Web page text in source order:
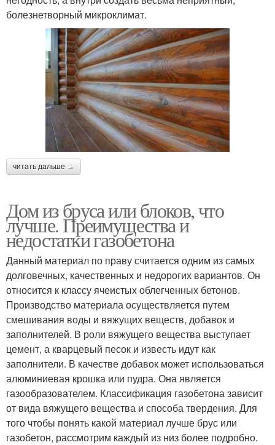
болезнетворный микроклимат.
читать дальше →
Дом из бруса или блоков, что
лучше. Преимущества и
недостатки газобетона
Данный материал по праву считается одним из самых
долговечных, качественных и недорогих вариантов. Он
относится к классу ячеистых облегченных бетонов.
Производство материала осуществляется путем
смешивания воды и вяжущих веществ, добавок и
заполнителей. В роли вяжущего вещества выступает
цемент, а кварцевый песок и известь идут как
заполнители. В качестве добавок может использоваться
алюминиевая крошка или пудра. Она является
газообразователем. Классификация газобетона зависит
от вида вяжущего вещества и способа твердения. Для
того чтобы понять какой материал лучше брус или
газобетон, рассмотрим каждый из низ более подробно.